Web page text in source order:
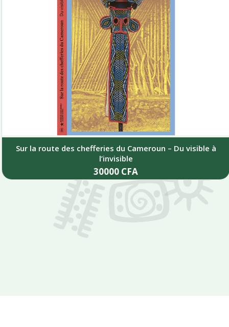
Sur la route des chefferies du Cameroun – Du visible à
l’invisible
30000 CFA